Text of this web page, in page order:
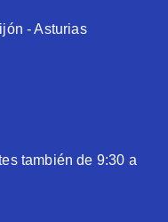
- Asturias
también de 9:30 a